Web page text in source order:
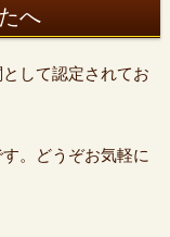
へ
して認定されてお
。どうぞお気軽に